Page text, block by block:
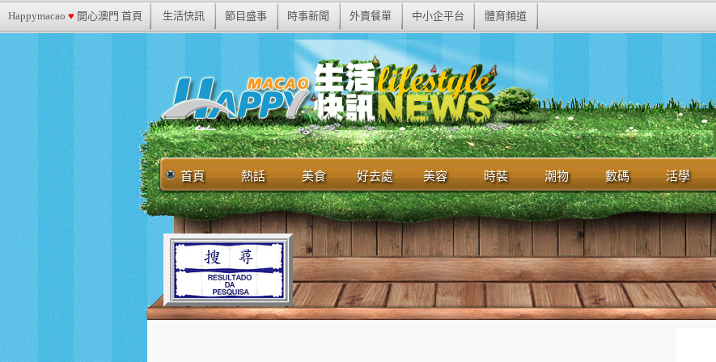
Happymacao ♥ 開心澳門 首頁 生活快訊 節目盛事 時事新聞 外賣餐單 中小企平台 體育頻道
首頁 熱話 美食 好去處 美容 時裝 潮物 數碼 活學